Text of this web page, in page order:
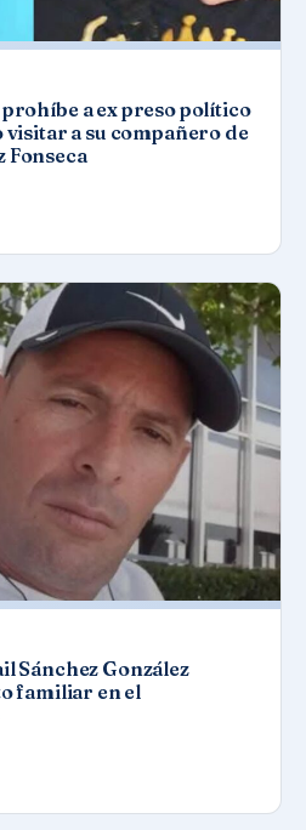
a ex preso político
visitar a su compañero de
Fonseca
Sánchez González
familiar en el